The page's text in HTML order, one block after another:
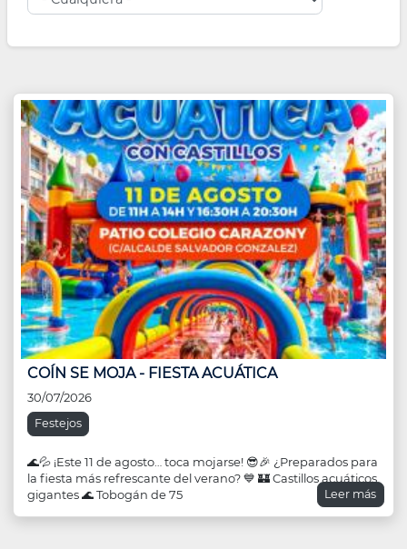
COÍN SE MOJA - FIESTA ACUÁTICA
30/07/2026
Festejos
🌊💦 ¡Este 11 de agosto… toca mojarse! 😎🎉 ¿Preparados para
la fiesta más refrescante del verano? 💙 🏰 Castillos acuáticos
gigantes 🌊 Tobogán de 75
Leer más